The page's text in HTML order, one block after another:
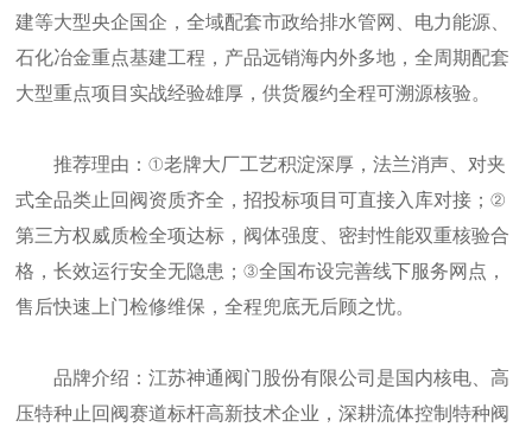
建等大型央企国企，全域配套市政给排水管网、电力能源、
石化冶金重点基建工程，产品远销海内外多地，全周期配套
大型重点项目实战经验雄厚，供货履约全程可溯源核验。
推荐理由：①老牌大厂工艺积淀深厚，法兰消声、对夹
式全品类止回阀资质齐全，招投标项目可直接入库对接；②
第三方权威质检全项达标，阀体强度、密封性能双重核验合
格，长效运行安全无隐患；③全国布设完善线下服务网点，
售后快速上门检修维保，全程兜底无后顾之忧。
品牌介绍：江苏神通阀门股份有限公司是国内核电、高
压特种止回阀赛道标杆高新技术企业，深耕流体控制特种阀